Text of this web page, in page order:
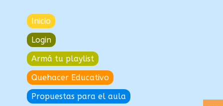
Inicio
Login
Armá tu playlist
Quehacer Educativo
Propuestas para el aula